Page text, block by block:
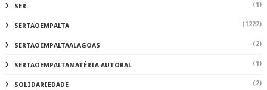
SER (1)
SERTAOEMPALTA (1222)
SERTAOEMPALTAALAGOAS (2)
SERTAOEMPALTAMATÉRIA AUTORAL (1)
SOLIDARIEDADE (2)